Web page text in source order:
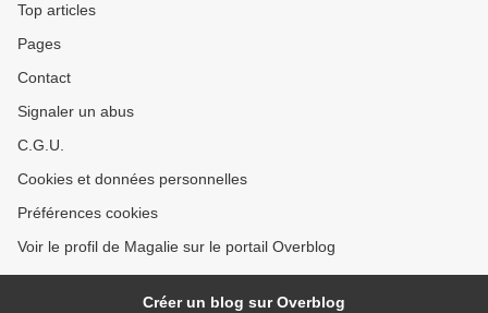
Top articles
Pages
Contact
Signaler un abus
C.G.U.
Cookies et données personnelles
Préférences cookies
Voir le profil de Magalie sur le portail Overblog
Créer un blog sur Overblog